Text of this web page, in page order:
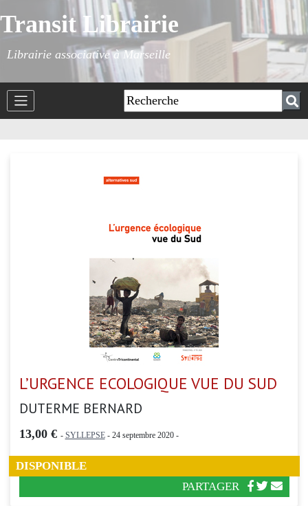
Transit Librairie
Librairie associative à Marseille
L’URGENCE ECOLOGIQUE VUE DU SUD
DUTERME BERNARD
13,00 € - SYLLEPSE- 24 septembre 2020 -
DISPONIBLE
PARTAGER